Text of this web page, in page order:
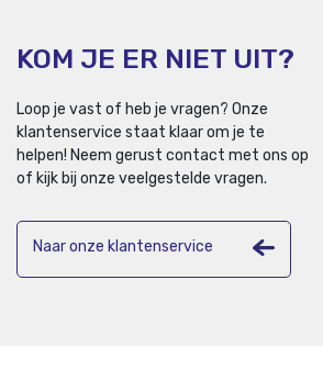
KOM JE ER NIET UIT?
Loop je vast of heb je vragen? Onze
klantenservice staat klaar om je te
helpen! Neem gerust contact met ons op
of kijk bij onze veelgestelde vragen.
Naar onze klantenservice